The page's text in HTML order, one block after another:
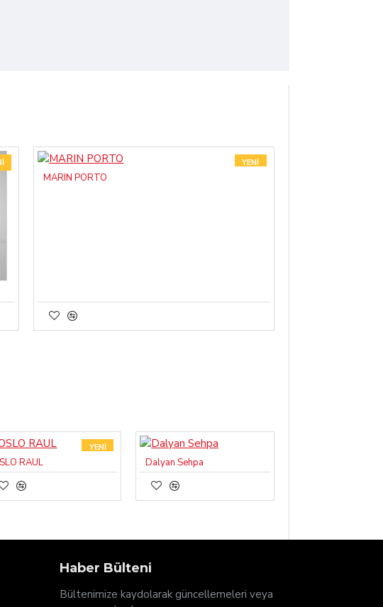
YENI
MARIN PORTO
YENI
RAUL Dalyan Sehpa
Haber Bülteni
Bültenimize kaydolarak güncellemeleri veya